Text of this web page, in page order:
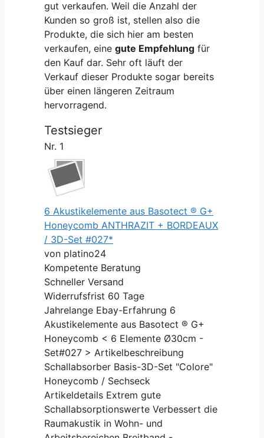
gut verkaufen. Weil die Anzahl der
Kunden so groß ist, stellen also die
Produkte, die sich hier am besten
verkaufen, einegute Empfehlung für
den Kauf dar. Sehr oft läuft der
Verkauf dieser Produkte sogar bereits
über einen längeren Zeitraum
hervorragend.
Testsieger
Nr. 1
6 Akustikelemente aus Basotect ® G+
Honeycomb ANTHRAZIT + BORDEAUX
/ 3D-Set #027*
von platino24
Kompetente Beratung
Schneller Versand
Widerrufsfrist 60 Tage
Jahrelange Ebay-Erfahrung 6
Akustikelemente aus Basotect ® G+
Honeycomb < 6 Elemente Ø30cm -
Set#027 > Artikelbeschreibung
Schallabsorber Basis-3D-Set "Colore"
Honeycomb / Sechseck
Artikeldetails Extrem gute
Schallabsorptionswerte Verbessert die
Raumakustik in Wohn- und